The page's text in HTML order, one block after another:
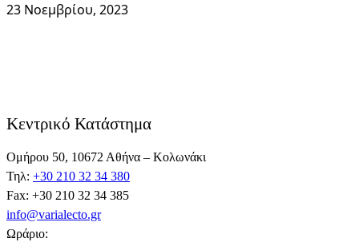
23 Νοεμβρίου, 2023
Κεντρικό Κατάστημα
Ομήρου 50, 10672 Αθήνα – Κολωνάκι
Τηλ: +30 210 32 34 380
Fax: +30 210 32 34 385
info@varialecto.gr
Ωράριο: